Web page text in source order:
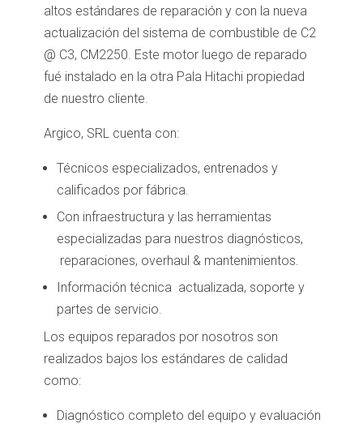
altos estándares de reparación y con la nueva
actualización del sistema de combustible de C2
@ C3, CM2250. Este motor luego de reparado
fué instalado en la otra Pala Hitachi propiedad
de nuestro cliente.
Argico, SRL cuenta con:
Técnicos especializados, entrenados y
calificados por fábrica.
Con infraestructura y las herramientas
especializadas para nuestros diagnósticos,
reparaciones, overhaul & mantenimientos.
Información técnica actualizada, soporte y
partes de servicio.
Los equipos reparados por nosotros son
realizados bajos los estándares de calidad
como:
Diagnóstico completo del equipo y evaluación